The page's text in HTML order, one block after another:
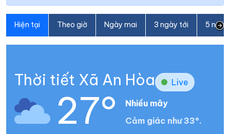
Hiện tại Theo giờ Ngày mai 3 ngày tới 5
Thời tiết Xã An Hòa Live
27°
Nhiều mây
Cảm giác như 33°.